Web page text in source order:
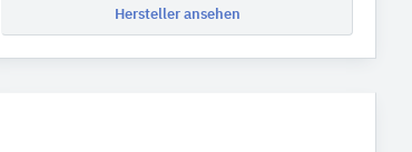
Hersteller ansehen